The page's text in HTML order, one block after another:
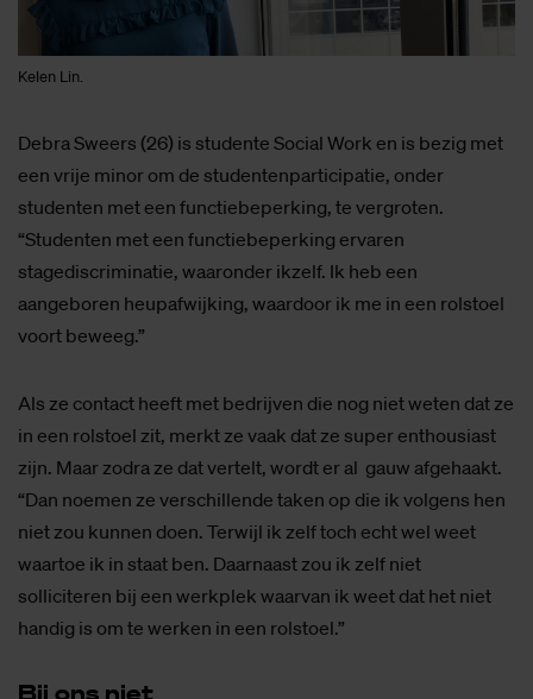
Kelen Lin.
Debra Sweers (26) is studente Social Work en is bezig met
een vrije minor om de studentenparticipatie, onder
studenten met een functiebeperking, te vergroten.
“Studenten met een functiebeperking ervaren
stagediscriminatie, waaronder ikzelf. Ik heb een
aangeboren heupafwijking, waardoor ik me in een rolstoel
voort beweeg.”
Als ze contact heeft met bedrijven die nog niet weten dat ze
in een rolstoel zit, merkt ze vaak dat ze super enthousiast
zijn. Maar zodra ze dat vertelt, wordt er al gauw afgehaakt.
“Dan noemen ze verschillende taken op die ik volgens hen
niet zou kunnen doen. Terwijl ik zelf toch echt wel weet
waartoe ik in staat ben. Daarnaast zou ik zelf niet
solliciteren bij een werkplek waarvan ik weet dat het niet
handig is om te werken in een rolstoel.”
Bij ons niet